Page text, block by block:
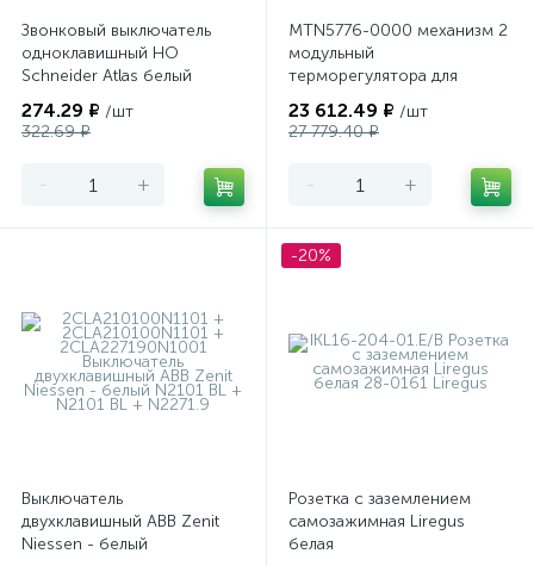
Звонковый выключатель
одноклавишный НО
Schneider Atlas белый
274.29 ₽ /шт
322.69 ₽
- +
MTN5776-0000 механизм 2
модульный
терморегулятора для
программируемый Merten
23 612.49 ₽ /шт
27 779.40 ₽
- +
Выключатель
двухклавишный ABB Zenit
Niessen - белый
-20%
Розетка с заземлением
самозажимная Liregus
белая